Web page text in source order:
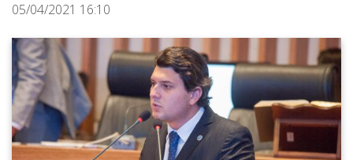
05/04/2021 16:10